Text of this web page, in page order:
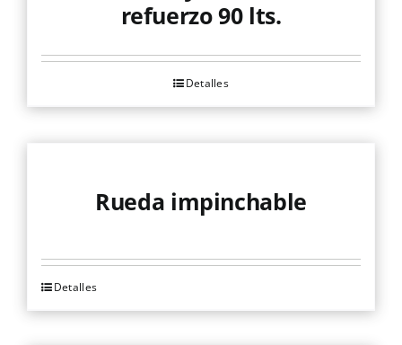
refuerzo 90 lts.
Detalles
Rueda impinchable
Detalles